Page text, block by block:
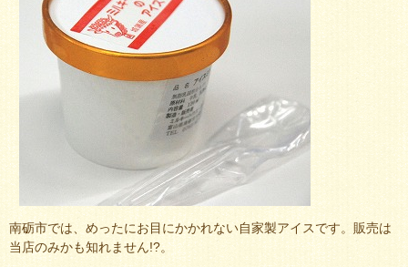
南砺市では、めったにお目にかかれない自家製アイスです。販売は
当店のみかも知れません!?。